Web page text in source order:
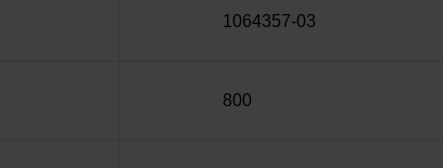
1064357-03
800